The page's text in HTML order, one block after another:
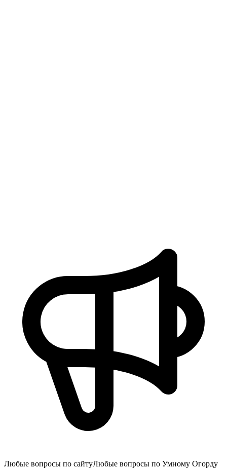
Любые вопросы по сайтуЛюбые вопросы по Умному Огорду